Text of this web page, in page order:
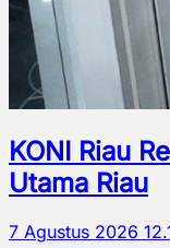
KONI Riau
Utama Riau
7 Agustus 2026